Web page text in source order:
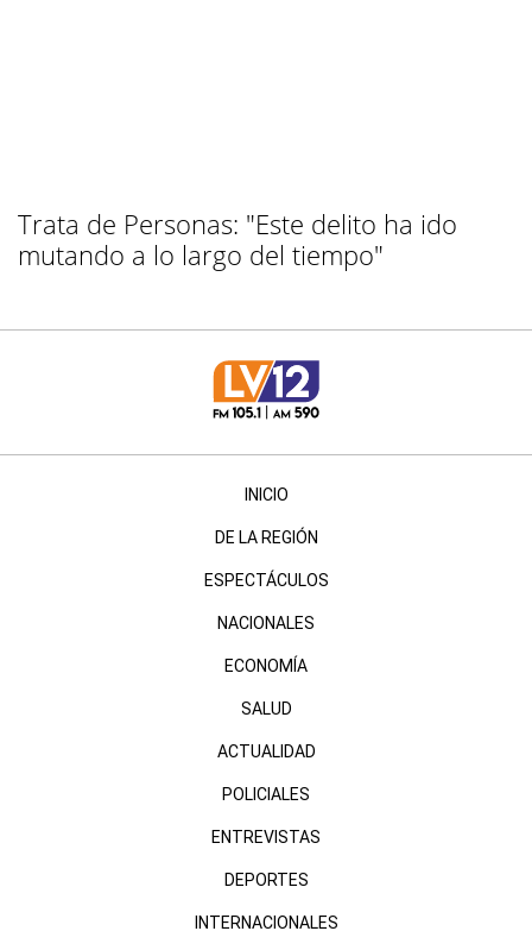
Trata de Personas: "Este delito ha ido
mutando a lo largo del tiempo"
INICIO
DE LA REGIÓN
ESPECTÁCULOS
NACIONALES
ECONOMÍA
SALUD
ACTUALIDAD
POLICIALES
ENTREVISTAS
DEPORTES
INTERNACIONALES